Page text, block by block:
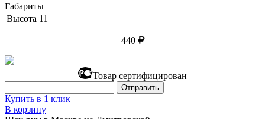
Габариты
Высота 11
440
Товар сертифицирован
Купить в 1 клик
В корзину